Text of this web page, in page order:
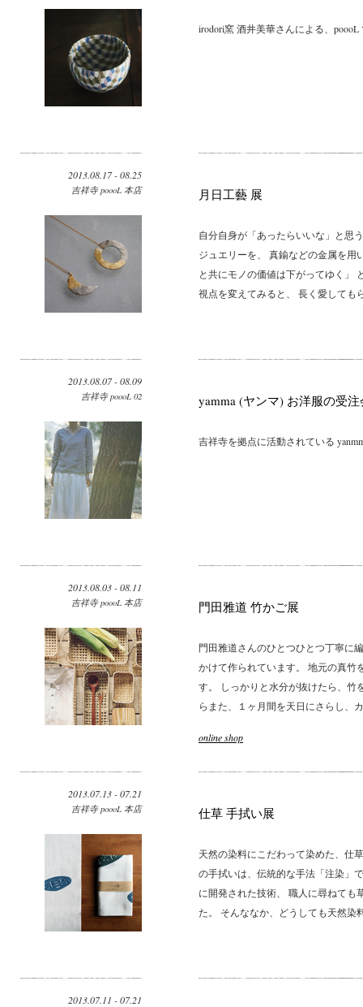
irodori窯 酒井美華さんによる、
2013.08.17 - 08.25
吉祥寺 poooL 本店 月日工藝 展
自分自身が「あったらいいな」と思
ジュエリーを、 真鍮などの金属を用
と共にモノの価値は下がってゆく」
視点を変えてみると、 長く愛しても
2013.08.07 - 08.09
吉祥寺 poooL 02 yamma (ヤンマ) お洋服の受注
吉祥寺を拠点に活動されている
2013.08.03 - 08.11
吉祥寺 poooL 本店 門田雅道 竹かご展
門田雅道さんのひとつひとつ丁寧に
かけて作られています。 地元の真竹
す。 しっかりと水分が抜けたら、竹
らまた、１ヶ月間を天日にさらし、
online shop
2013.07.13 - 07.21
吉祥寺 poooL 本店 仕草 手拭い展
天然の染料にこだわって染めた、仕
の手拭いは、伝統的な手法「注染」
に開発された技術、 職人に尋ねても
た。 そんななか、どうしても天然染
2013.07.11 - 07.21